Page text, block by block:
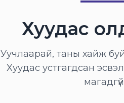
Хуудас
Уучлаарай, таны хайж буй
Хуудас устгагдсан